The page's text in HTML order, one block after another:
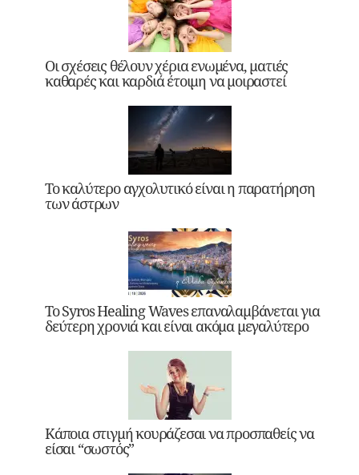
Οι σχέσεις θέλουν χέρια ενωμένα, ματιές
καθαρές και καρδιά έτοιμη να μοιραστεί
Το καλύτερο αγχολυτικό είναι η παρατήρηση
των άστρων
Το Syros Healing Waves επαναλαμβάνεται για
δεύτερη χρονιά και είναι ακόμα μεγαλύτερο
Κάποια στιγμή κουράζεσαι να προσπαθείς να
είσαι “σωστός”